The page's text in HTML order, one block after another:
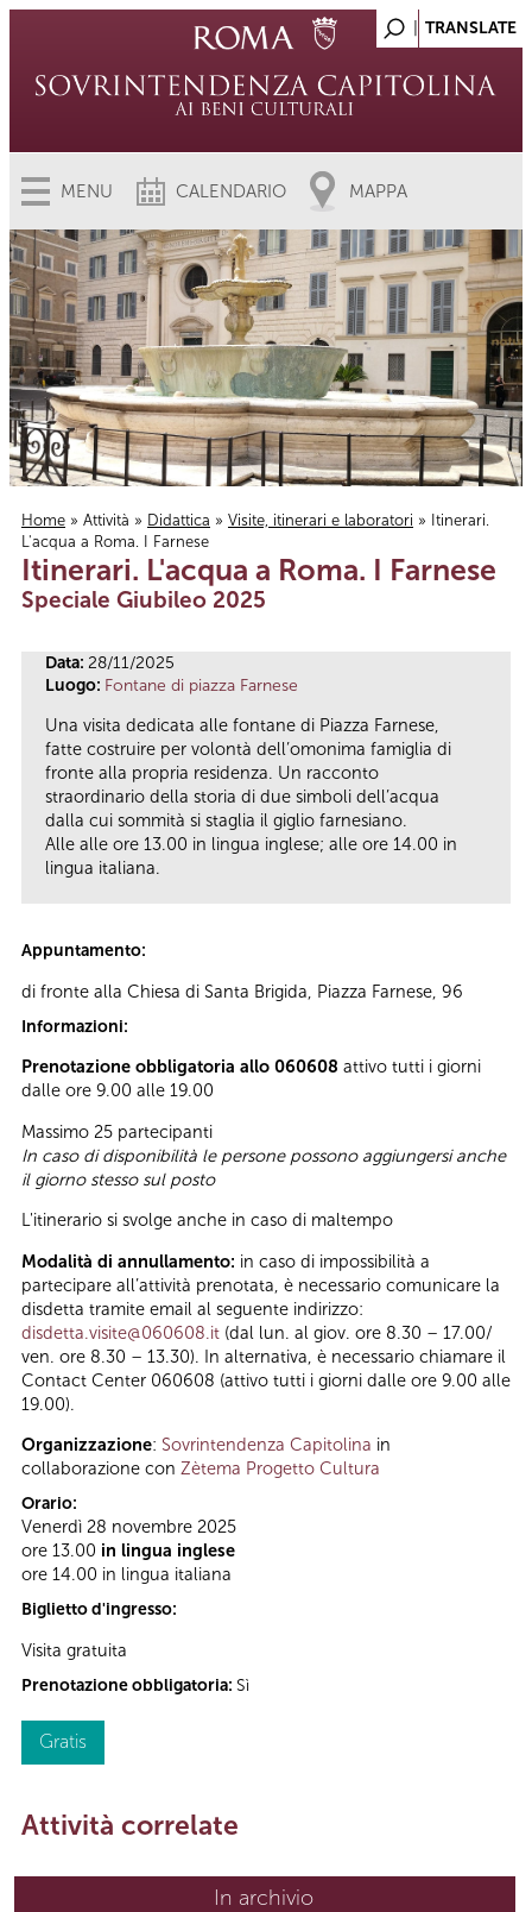
MENU CALENDARIO MAPPA
Tu sei qui
Home » Attività » Didattica » Visite, itinerari e laboratori » Itinerari.
L'acqua a Roma. I Farnese
Itinerari. L'acqua a Roma. I Farnese
Speciale Giubileo 2025
Data: 28/11/2025
Luogo: Fontane di piazza Farnese
Una visita dedicata alle fontane di Piazza Farnese,
fatte costruire per volontà dell’omonima famiglia di
fronte alla propria residenza. Un racconto
straordinario della storia di due simboli dell’acqua
dalla cui sommità si staglia il giglio farnesiano.
Alle alle ore 13.00 in lingua inglese; alle ore 14.00 in
lingua italiana.
Appuntamento:
di fronte alla Chiesa di Santa Brigida, Piazza Farnese, 96
Informazioni:
Prenotazione obbligatoria allo 060608 attivo tutti i giorni
dalle ore 9.00 alle 19.00
Massimo 25 partecipanti
In caso di disponibilità le persone possono aggiungersi anche
il giorno stesso sul posto
L'itinerario si svolge anche in caso di maltempo
Modalità di annullamento: in caso di impossibilità a
partecipare all’attività prenotata, è necessario comunicare la
disdetta tramite email al seguente indirizzo:
disdetta.visite@060608.it (dal lun. al giov. ore 8.30 – 17.00/
ven. ore 8.30 – 13.30). In alternativa, è necessario chiamare il
Contact Center 060608 (attivo tutti i giorni dalle ore 9.00 alle
19.00).
Organizzazione: Sovrintendenza Capitolina in
collaborazione con Zètema Progetto Cultura
Orario:
Venerdì 28 novembre 2025
ore 13.00 in lingua inglese
ore 14.00 in lingua italiana
Biglietto d'ingresso:
Visita gratuita
Prenotazione obbligatoria: Sì
Gratis
Attività correlate
In archivio